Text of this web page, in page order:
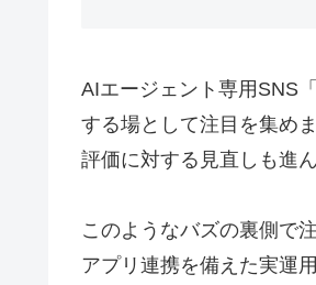
AIエージェント専用SNS
する場として注目を集め
評価に対する見直しも進
このようなバズの裏側で
アプリ連携を備えた実運